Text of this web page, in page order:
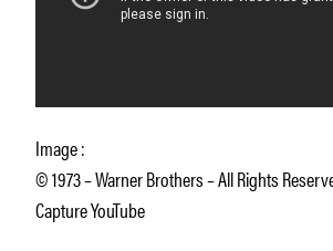
Image :
© 1973 – Warner Brothers – All Rights
Capture YouTube